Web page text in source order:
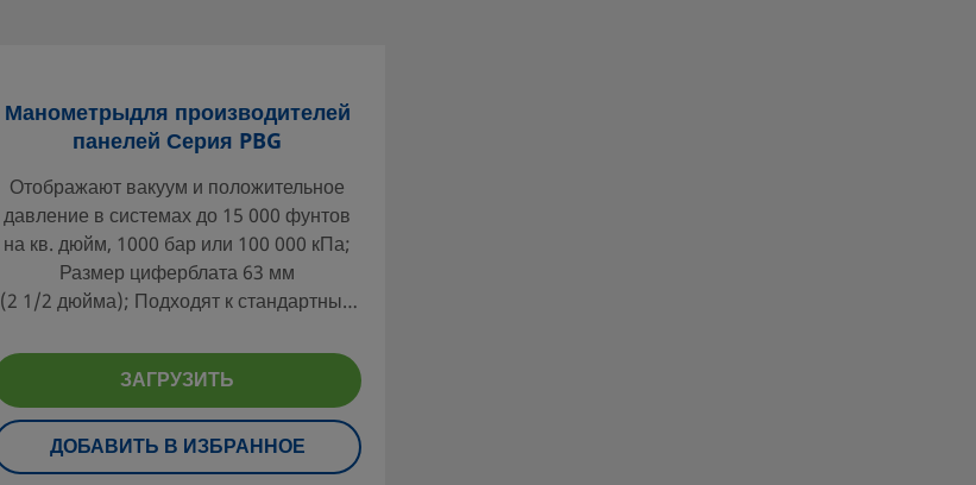
Манометрыдля производителей
панелей Серия PBG
Отображают вакуум и положительное
давление в системах до 15 000 фунтов
на кв. дюйм, 1000 бар или 100 000 кПа;
Размер циферблата 63 мм
(2 1/2 дюйма); Подходят к стандартным
диаметром 65,0 мм (2 9/16 дюйма)
ЗАГРУЗИТЬ
ДОБАВИТЬ В ИЗБРАННОЕ